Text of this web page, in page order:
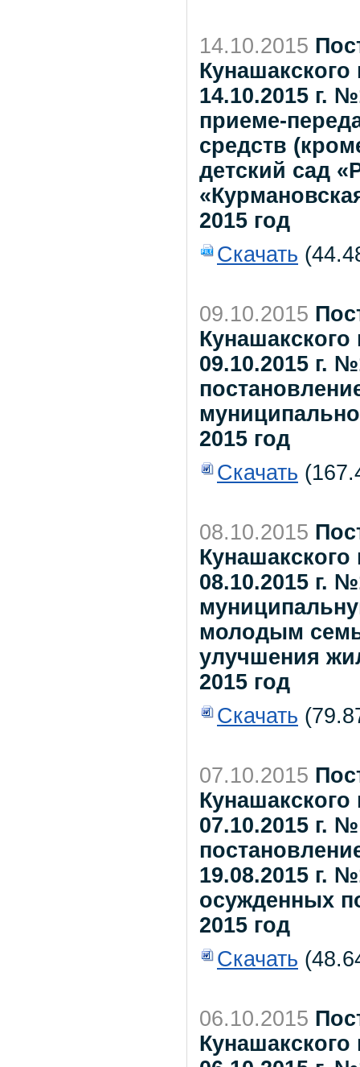
14.10.2015
14.10.2015 г.
приеме-
средств
детский сад
2015 год
Скачать
09.10.2015
09.10.2015 г.
2015 год
Скачать
08.10.2015
08.10.2015 г.
молодым
улучшения
2015 год
Скачать
07.10.2015
07.10.2015 г.
19.08.2015 г.
осужденных
2015 год
Скачать
06.10.2015